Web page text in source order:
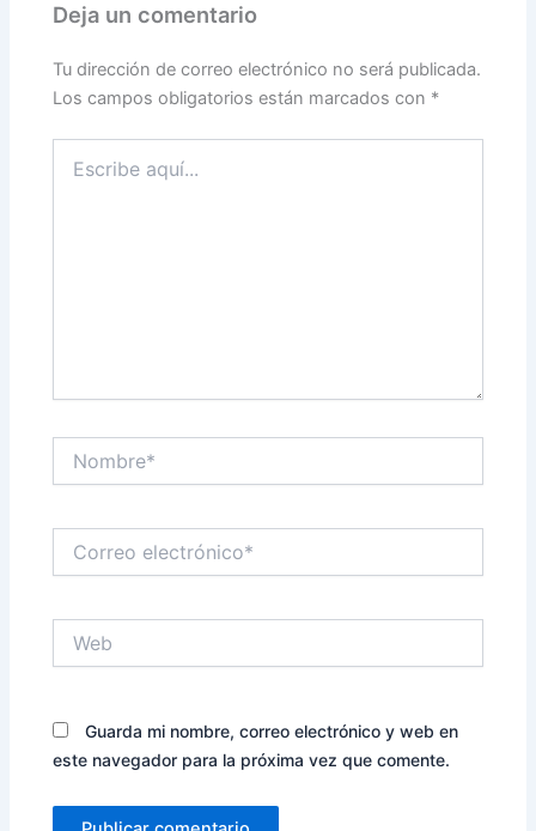
Deja un comentario
Tu dirección de correo electrónico no será publicada.
Los campos obligatorios están marcados con *
aquí...
electrónico*
Guarda mi nombre, correo electrónico y web en
este navegador para la próxima vez que comente.